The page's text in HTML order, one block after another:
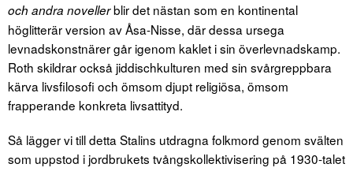
och andra novellerblir det nästan som en kontinental
höglitterär version av Åsa-Nisse, där dessa ursega
levnadskonstnärer går igenom kaklet i sin överlevnadskamp.
Roth skildrar också jiddischkulturen med sin svårgreppbara
kärva livsfilosofi och ömsom djupt religiösa, ömsom
frapperande konkreta livsattityd.
Så lägger vi till detta Stalins utdragna folkmord genom svälten
som uppstod i jordbrukets tvångskollektivisering på 1930-talet